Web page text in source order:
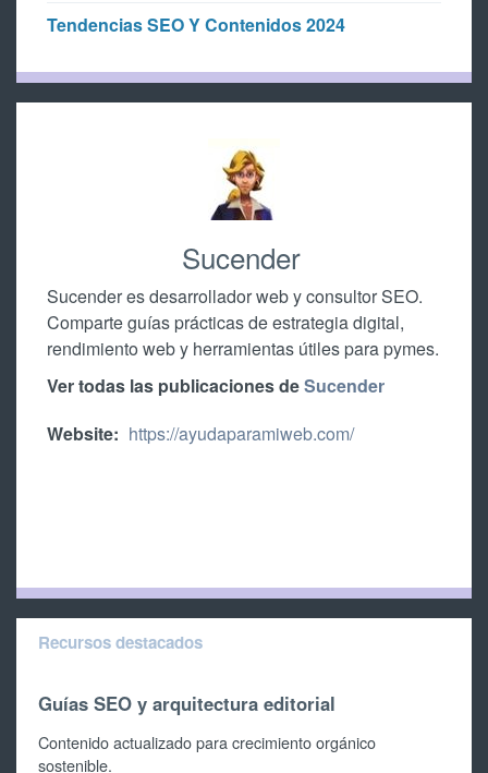
Tendencias SEO Y Contenidos 2024
Sucender
Sucender es desarrollador web y consultor SEO.
Comparte guías prácticas de estrategia digital,
rendimiento web y herramientas útiles para pymes.
Ver todas las publicaciones deSucender
Website: https://ayudaparamiweb.com/
Recursos destacados
Guías SEO y arquitectura editorial
Contenido actualizado para crecimiento orgánico
sostenible.